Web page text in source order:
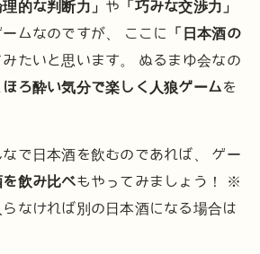
理的な判断力」 や 「巧みな交渉力」
ムなのですが、
ここに
「日本酒の
たいと思います。
ぬるまゆ会なの
ろ酔い気分で楽しく人狼ゲームを
で日本酒を飲むのであれば、
ゲー
を飲み比べもやってみましょう！
※
なければ別の日本酒になる場合は